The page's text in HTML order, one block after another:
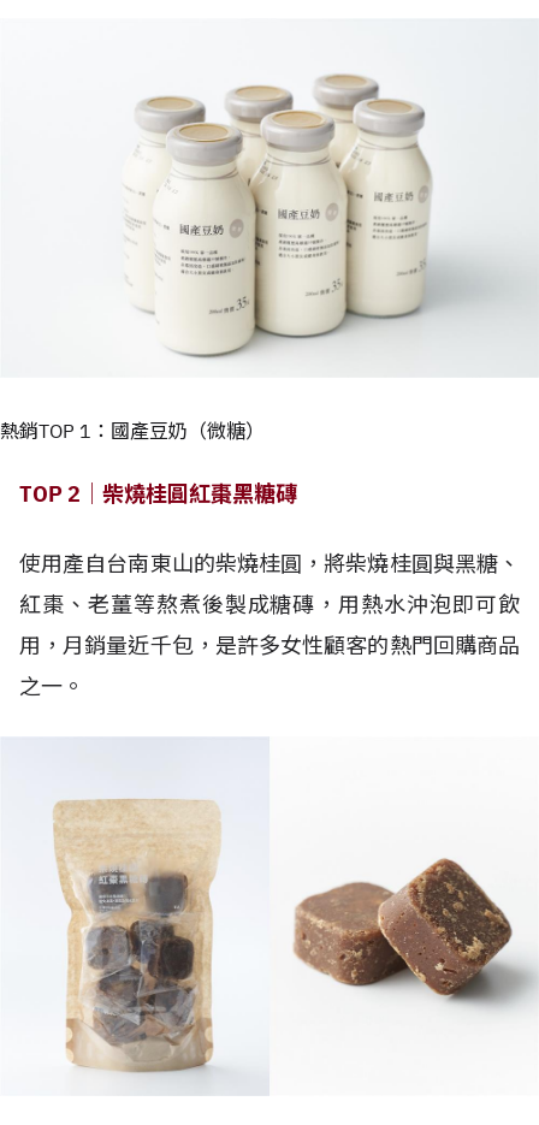
熱銷TOP 1：國產豆奶（微糖）
TOP 2｜柴燒桂圓紅棗黑糖磚
使用產自台南東山的柴燒桂圓，將柴燒桂圓與黑糖、
紅棗、老薑等熬煮後製成糖磚，用熱水沖泡即可飲
用，月銷量近千包，是許多女性顧客的熱門回購商品
之一。